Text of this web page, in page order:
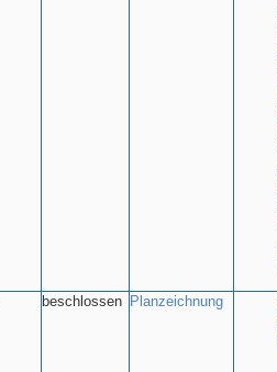
beschlossen Planzeichnung